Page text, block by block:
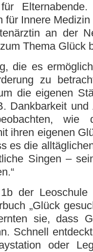
für Innere
an der
Thema Glück
die es
zu
die eigenen
Dankbarkeit und
ihren eigenen
es die
Singen –
der Leoschule
„Glück
sie, dass
Schnell
oder